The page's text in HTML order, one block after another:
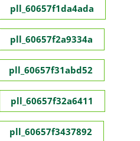
pll_60657f1da4ada
pll_60657f2a9334a
pll_60657f31abd52
pll_60657f32a6411
pll_60657f3437892